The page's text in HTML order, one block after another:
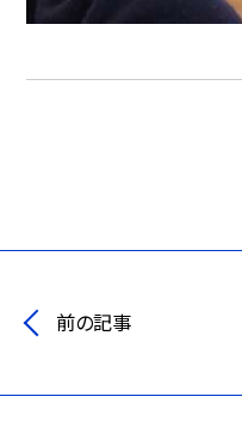
前の記事